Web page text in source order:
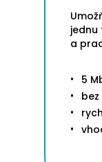
jednu
a
5